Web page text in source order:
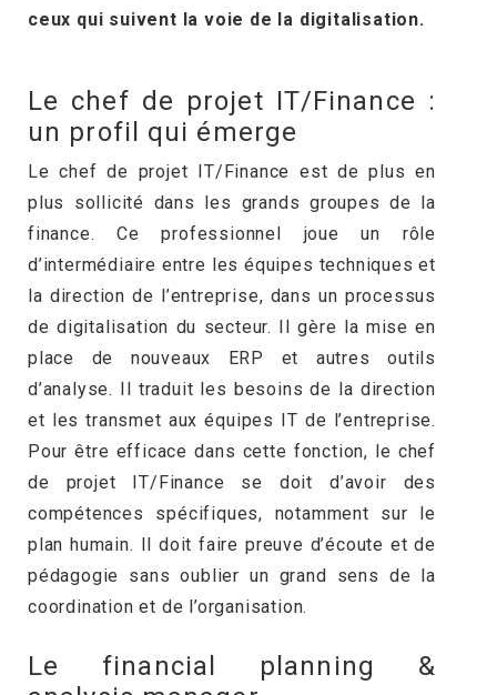
ceux qui suivent la voie de la digitalisation.
Le chef de projet IT/Finance :
un profil qui émerge
Le chef de projet IT/Finance est de plus en
plus sollicité dans les grands groupes de la
finance. Ce professionnel joue un rôle
d’intermédiaire entre les équipes techniques et
la direction de l’entreprise, dans un processus
de digitalisation du secteur. Il gère la mise en
place de nouveaux ERP et autres outils
d’analyse. Il traduit les besoins de la direction
et les transmet aux équipes IT de l’entreprise.
Pour être efficace dans cette fonction, le chef
de projet IT/Finance se doit d’avoir des
compétences spécifiques, notamment sur le
plan humain. Il doit faire preuve d’écoute et de
pédagogie sans oublier un grand sens de la
coordination et de l’organisation.
Le financial planning &